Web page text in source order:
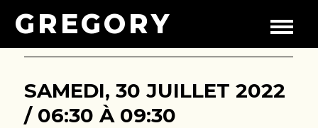
GREGORY
SAMEDI, 30 JUILLET 2022
/ 06:30 À 09:30